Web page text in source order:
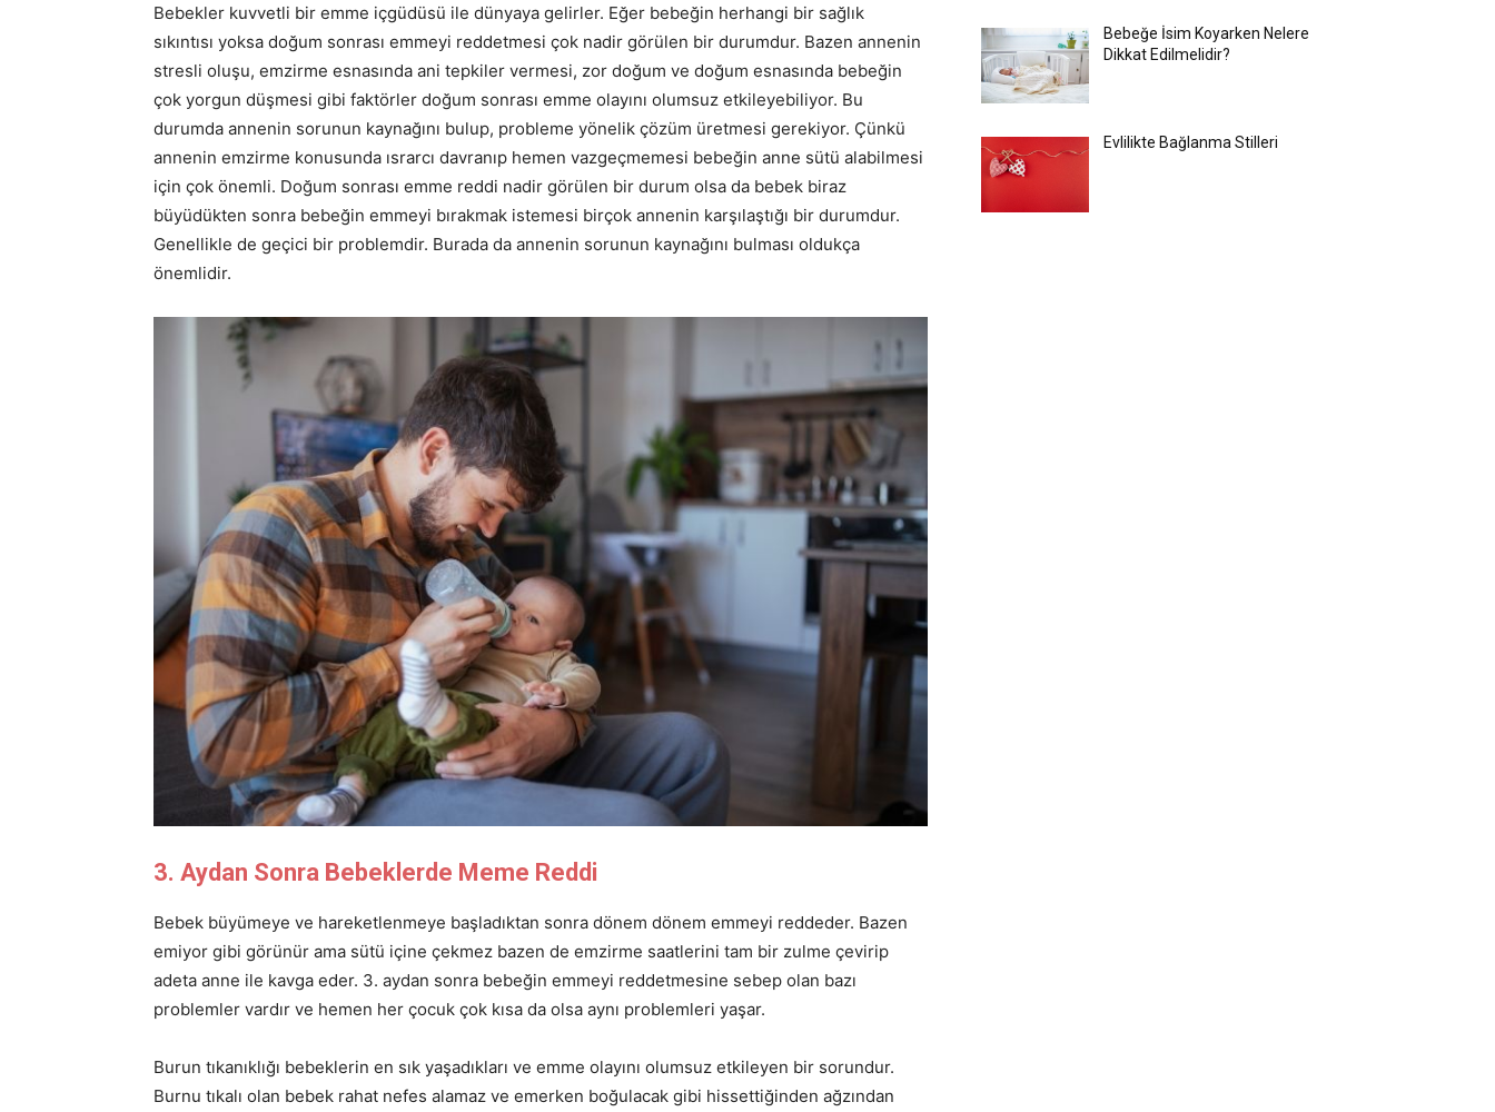
Bebekler kuvvetli bir emme içgüdüsü ile dünyaya gelirler. Eğer bebeğin herhangi bir sağlık
sıkıntısı yoksa doğum sonrası emmeyi reddetmesi çok nadir görülen bir durumdur. Bazen annenin
stresli oluşu, emzirme esnasında ani tepkiler vermesi, zor doğum ve doğum esnasında bebeğin
çok yorgun düşmesi gibi faktörler doğum sonrası emme olayını olumsuz etkileyebiliyor. Bu
durumda annenin sorunun kaynağını bulup, probleme yönelik çözüm üretmesi gerekiyor. Çünkü
annenin emzirme konusunda ısrarcı davranıp hemen vazgeçmemesi bebeğin anne sütü alabilmesi
için çok önemli. Doğum sonrası emme reddi nadir görülen bir durum olsa da bebek biraz
büyüdükten sonra bebeğin emmeyi bırakmak istemesi birçok annenin karşılaştığı bir durumdur.
Genellikle de geçici bir problemdir. Burada da annenin sorunun kaynağını bulması oldukça
önemlidir.
3. Aydan Sonra Bebeklerde Meme Reddi
Bebek büyümeye ve hareketlenmeye başladıktan sonra dönem dönem emmeyi reddeder. Bazen
emiyor gibi görünür ama sütü içine çekmez bazen de emzirme saatlerini tam bir zulme çevirip
adeta anne ile kavga eder. 3. aydan sonra bebeğin emmeyi reddetmesine sebep olan bazı
problemler vardır ve hemen her çocuk çok kısa da olsa aynı problemleri yaşar.
Burun tıkanıklığı bebeklerin en sık yaşadıkları ve emme olayını olumsuz etkileyen bir sorundur.
Burnu tıkalı olan bebek rahat nefes alamaz ve emerken boğulacak gibi hissettiğinden ağzından
Bebeğe İsim Koyarken Nelere
Dikkat Edilmelidir?
Evlilikte Bağlanma Stilleri